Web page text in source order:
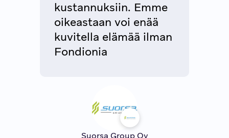
kustannuksiin. Emme
oikeastaan voi enää
kuvitella elämää ilman
Fondionia
Suorsa Group Oy